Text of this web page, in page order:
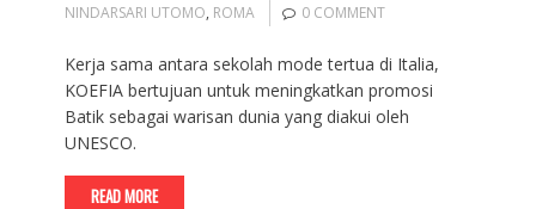
NINDARSARI UTOMO, ROMA 0 COMMENT
Kerja sama antara sekolah mode tertua di Italia,
KOEFIA bertujuan untuk meningkatkan promosi
Batik sebagai warisan dunia yang diakui oleh
UNESCO.
READ MORE